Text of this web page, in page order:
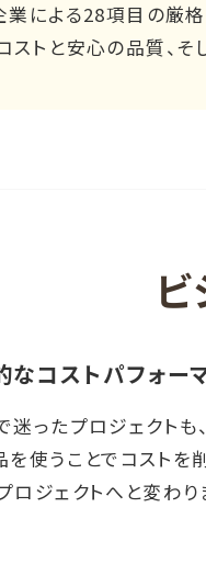
業による28項目の厳
トと安心の品質、そ
なコストパフォー
迷ったプロジェクトも
使うことでコストを
ジェクトへと変わり